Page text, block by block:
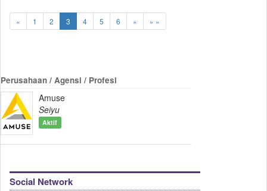
« 1 2 3 4 5 6 » » »
Perusahaan / Agensi / Profesi
Amuse
Seiyu
Aktif
Social Network